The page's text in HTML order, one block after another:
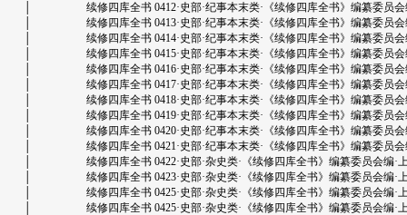
│ 续修四库全书 0412·史部·纪事本末类·《续修四库全书》编纂委员会编
│ 续修四库全书 0413·史部·纪事本末类·《续修四库全书》编纂委员会编
│ 续修四库全书 0414·史部·纪事本末类·《续修四库全书》编纂委员会编
│ 续修四库全书 0415·史部·纪事本末类·《续修四库全书》编纂委员会编
│ 续修四库全书 0416·史部·纪事本末类·《续修四库全书》编纂委员会编
│ 续修四库全书 0417·史部·纪事本末类·《续修四库全书》编纂委员会编
│ 续修四库全书 0418·史部·纪事本末类·《续修四库全书》编纂委员会编
│ 续修四库全书 0419·史部·纪事本末类·《续修四库全书》编纂委员会编
│ 续修四库全书 0420·史部·纪事本末类·《续修四库全书》编纂委员会编
│ 续修四库全书 0421·史部·纪事本末类·《续修四库全书》编纂委员会编
│ 续修四库全书 0422·史部·杂史类·《续修四库全书》编纂委员会编·上
│ 续修四库全书 0423·史部·杂史类·《续修四库全书》编纂委员会编·上
│ 续修四库全书 0425·史部·杂史类·《续修四库全书》编纂委员会编·上
│ 续修四库全书 0425·史部·杂史类·《续修四库全书》编纂委员会编·上